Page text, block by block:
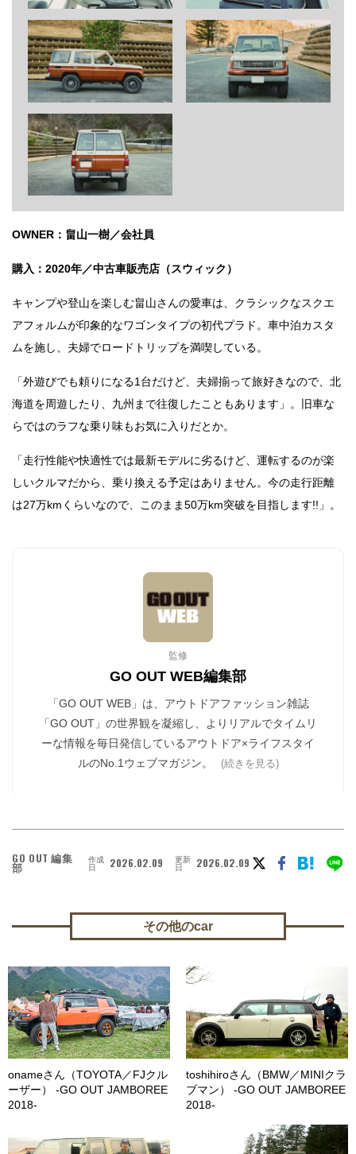
OWNER：畠山一樹／会社員
購入：2020年／中古車販売店（スウィック）
キャンプや登山を楽しむ畠山さんの愛車は、クラシックなスクエ
アフォルムが印象的なワゴンタイプの初代プラド。車中泊カスタ
ムを施し、夫婦でロードトリップを満喫している。
「外遊びでも頼りになる1台だけど、夫婦揃って旅好きなので、北
海道を周遊したり、九州まで往復したこともあります」。旧車な
らではのラフな乗り味もお気に入りだとか。
「走行性能や快適性では最新モデルに劣るけど、運転するのが楽
しいクルマだから、乗り換える予定はありません。今の走行距離
は27万kmくらいなので、このまま50万km突破を目指します!!」。
監修
GO OUT WEB編集部
「GO OUT WEB」は、アウトドアファッション雑誌
「GO OUT」の世界観を凝縮し、よりリアルでタイムリ
ーな情報を毎日発信しているアウトドア×ライフスタイ
ルのNo.1ウェブマガジン。
(続きを見る)
GO OUT 編集
部
作成
日 2026.02.09 更新
日 2026.02.09
その他のcar
onameさん（TOYOTA／FJクル
ーザー） -GO OUT JAMBOREE
2018-
toshihiroさん（BMW／MINIクラ
ブマン） -GO OUT JAMBOREE
2018-